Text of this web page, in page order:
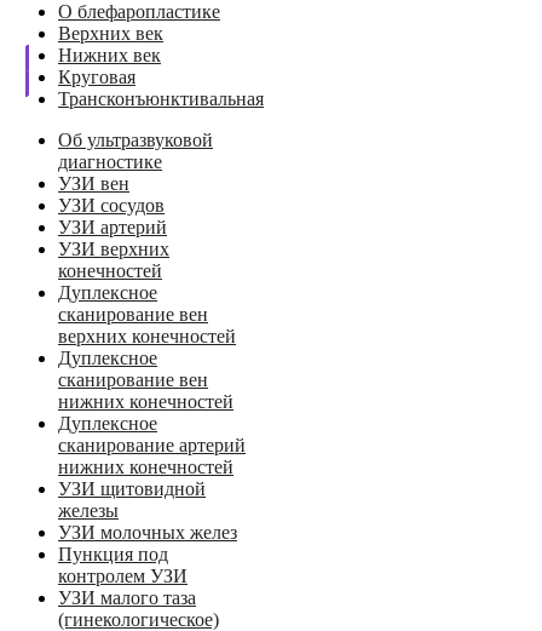
О блефаропластике
Верхних век
Нижних век
Круговая
Трансконъюнктивальная
Об ультразвуковой
диагностике
УЗИ вен
УЗИ сосудов
УЗИ артерий
УЗИ верхних
конечностей
Дуплексное
сканирование вен
верхних конечностей
Дуплексное
сканирование вен
нижних конечностей
Дуплексное
сканирование артерий
нижних конечностей
УЗИ щитовидной
железы
УЗИ молочных желез
Пункция под
контролем УЗИ
УЗИ малого таза
(гинекологическое)